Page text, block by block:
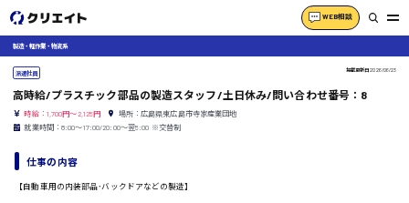
WEB相談
製造・軽作業・物流系
派遣社員 掲載更新日2026/06/23
高時給/プラスチック部品の製造スタッフ/土日休み/問い合わせ番号：8
時給：1,700円～2,125円
場所：広島県東広島市寺家産業団地
就業時間：8:00〜17:00/20:00〜翌5:00 ※交替制
仕事の内容
【自動車用の内装部品･バックドアなどの製造】